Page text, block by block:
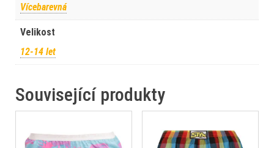
Vícebarevná
Velikost
12-14 let
Související produkty